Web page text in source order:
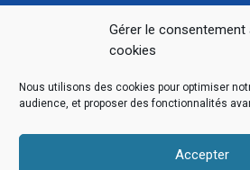
Gérer le consentement
cookies
Nous utilisons des cookies pour optimiser
audience, et proposer des fonctionnalités
Accepter